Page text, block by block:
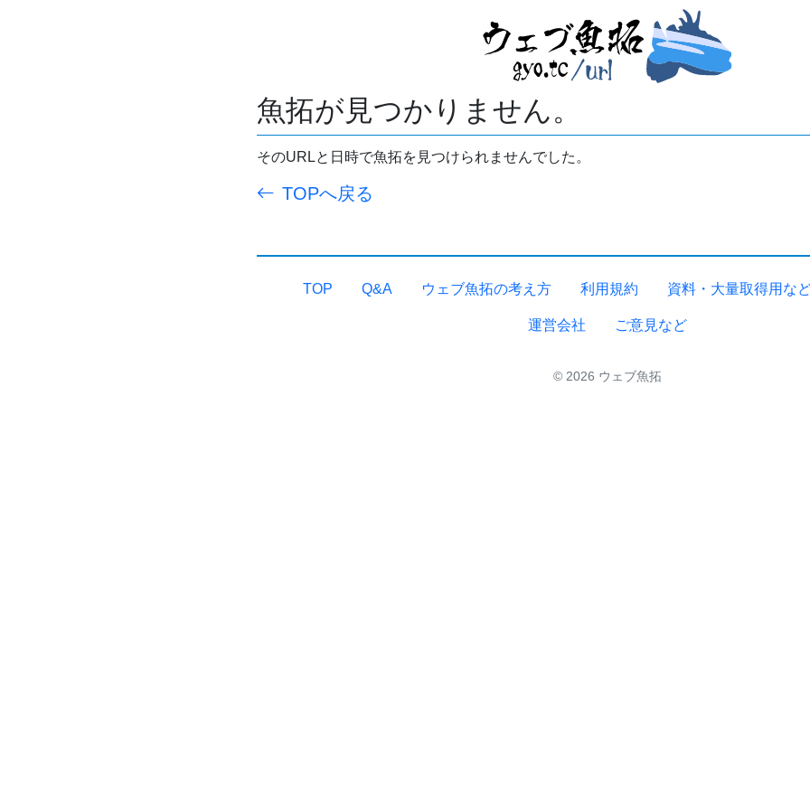
魚拓が見つかりません。
そのURLと日時で魚拓を見つけられませんでした。
TOPへ戻る
TOP Q&A ウェブ魚拓の考え方 利用規約 資料・大量取得用な
運営会社 ご意見など
© 2026 ウェブ魚拓